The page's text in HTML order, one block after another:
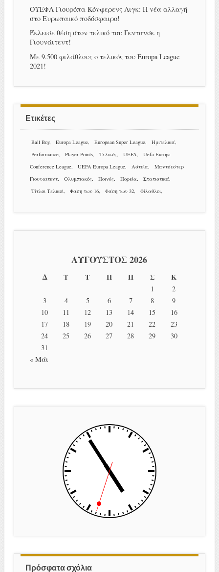
ΟΥΕΦΑ Γιουρόπα Κόνφερενς Λιγκ: Η νέα αλλαγή
στο Ευρωπαικό ποδόσφαιρο!
Έκλεισε θέση στον τελικό του Γκντανσκ η
Γιουνάιτεντ!
Με 9.500 φιλάθλους ο τελικός του Europa League
2021!
Ετικέτες
Ball Boy Europa League European Super League
Hμιτελικά
Performance
Player Points Tελικός UEFA
Uefa Europa
Conference League
UEFA Europa League Αστεία
Μαντσεστερ
Γιουναιτεντ
Ολυμπιακός Ποινές Πορεία
Στατιστικά
Τίτλοι Τελικοί
Φάση των 16 Φάση των 32 Φίλαθλοι
ΑΎΓΟΥΣΤΟΣ 2026
Δ Τ Τ Π Π Σ Κ
1
2
3
4 5 6 7 8
9
10
11 12 13 14 15
16
17
18 19 20 21 22
23
24
25 26 27 28 29
30
31
« Μάι
Πρόσφατα σχόλια